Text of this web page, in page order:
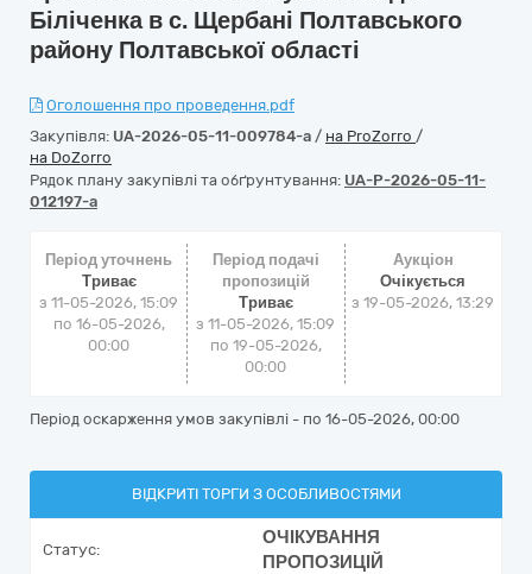
Біліченка в с. Щербані Полтавського
району Полтавської області
Оголошення про проведення.pdf
Закупівля: UA-2026-05-11-009784-a / на ProZorro /
на DoZorro
Рядок плану закупівлі та обґрунтування: UA-P-2026-05-11-
012197-a
Період уточнень
Триває
з 11-05-2026, 15:09
по 16-05-2026,
00:00
Період подачі
пропозицій
Триває
з 11-05-2026, 15:09
по 19-05-2026,
00:00
Аукціон
Очікується
з19-05-2026, 13:29
Період оскарження умов закупівлі - по 16-05-2026, 00:00
ВІДКРИТІ ТОРГИ З ОСОБЛИВОСТЯМИ
Статус:
ОЧІКУВАННЯ
ПРОПОЗИЦІЙ